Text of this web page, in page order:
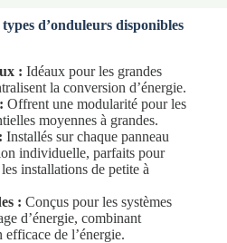
d’onduleurs disponibles
: Idéaux pour les grandes
la conversion d’énergie.
Offrent une modularité pour les
moyennes à grandes.
Installés sur chaque panneau
individuelle, parfaits pour
installations de petite à
: Conçus pour les systèmes
d’énergie, combinant
de l’énergie.